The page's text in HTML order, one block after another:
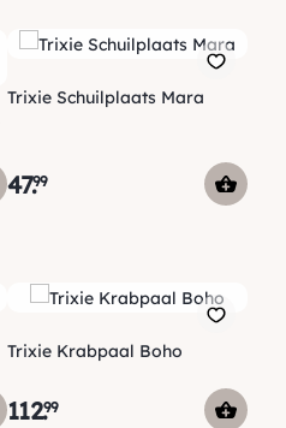
Trixie Schuilplaats Mara
47.99
Trixie Krabpaal Boho
112.99